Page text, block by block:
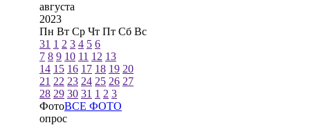
августа
2023
Пн Вт Ср Чт Пт Сб Вс
31 1 2 3 4 5 6
7 8 9 10 11 12 13
14 15 16 17 18 19 20
21 22 23 24 25 26 27
28 29 30 31 1 2 3
ФотоВСЕ ФОТО
опрос